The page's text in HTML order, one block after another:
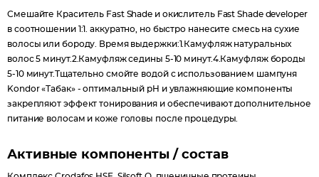
Смешайте Краситель Fast Shade и окислитель Fast Shade developer
в соотношении 1:1. аккуратно, но быстро нанесите смесь на сухие
волосы или бороду. Время выдержки:1.Камуфляж натуральных
волос 5 минут.2.Камуфляж седины 5-10 минут.4.Камуфляж бороды
5-10 минут.Тщательно смойте водой с использованием шампуня
Kondor «Табак» - оптимальный pH и увлажняющие компоненты
закрепляют эффект тонирования и обеспечивают дополнительное
питание волосам и коже головы после процедуры.
Активные компоненты / состав